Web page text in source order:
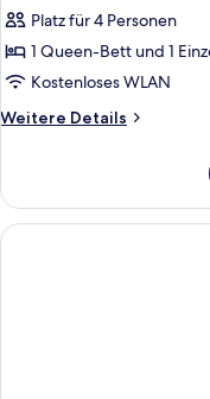
Platz für 4 Personen
1 Queen-Bett und 1
Kostenloses WLAN
Weitere Details
Weitere
Suite